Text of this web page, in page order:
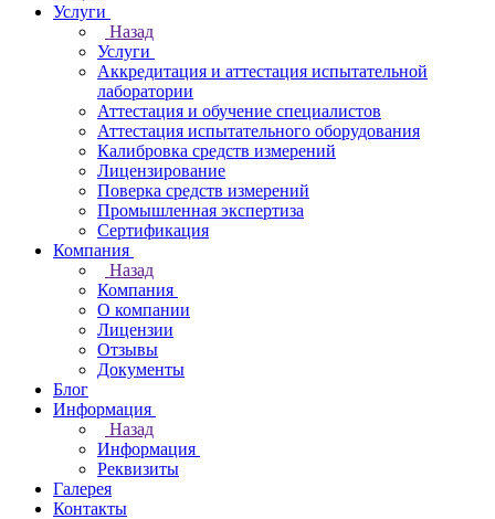
Услуги
Назад
Услуги
Аккредитация и аттестация испытательной
лаборатории
Аттестация и обучение специалистов
Аттестация испытательного оборудования
Калибровка средств измерений
Лицензирование
Поверка средств измерений
Промышленная экспертиза
Сертификация
Компания
Назад
Компания
О компании
Лицензии
Отзывы
Документы
Блог
Информация
Назад
Информация
Реквизиты
Галерея
Контакты